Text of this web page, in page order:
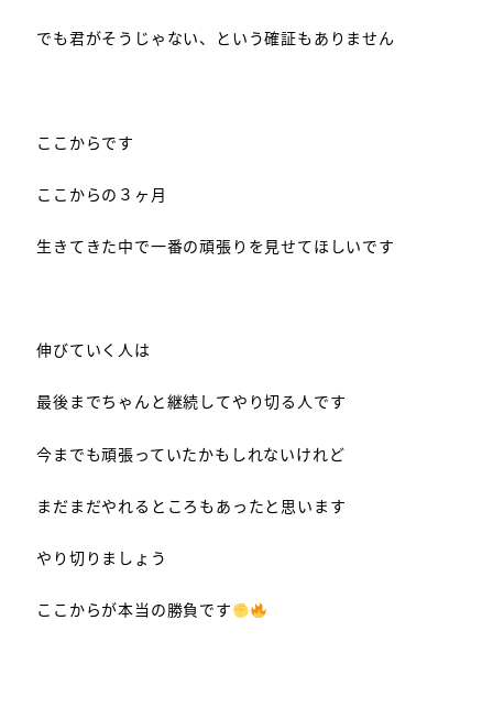
でも君がそうじゃない、という確証もありません
ここからです
ここからの３ヶ月
生きてきた中で一番の頑張りを見せてほしいです
伸びていく人は
最後までちゃんと継続してやり切る人です
今までも頑張っていたかもしれないけれど
まだまだやれるところもあったと思います
やり切りましょう
ここからが本当の勝負です